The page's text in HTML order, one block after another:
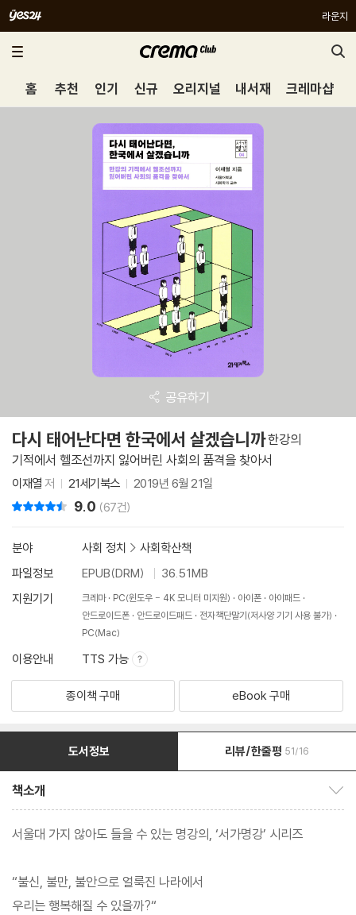
라운지
홈 추천 인기 신규 오리지널 내서재 크레마샵
공유하기
다시 태어난다면 한국에서 살겠습니까한강의
기적에서 헬조선까지 잃어버린 사회의 품격을 찾아서
이재열 저 21세기북스 2019년 6월 21일
9.0 (67건)
분야 사회 정치 > 사회학산책
파일정보
EPUB(DRM)
36.51MB
지원기기
크레마 PC(윈도우 - 4K 모니터 미지원) 아이폰
아이패드
안드로이드폰
안드로이드패드
전자책단말기(저사양 기기 사용 불가)
PC(Mac)
이용안내 TTS 가능
종이책 구매 eBook 구매
도서정보 리뷰/한줄평 51/16
책소개
서울대 가지 않아도 들을 수 있는 명강의, ‘서가명강’ 시리즈
“불신, 불만, 불안으로 얼룩진 나라에서
우리는 행복해질 수 있을까?“